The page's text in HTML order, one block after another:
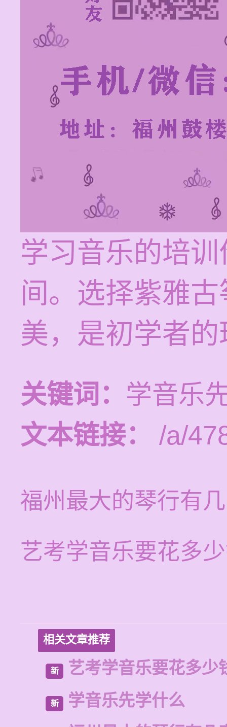
学习音乐的培
间。选择紫雅
美，是初学者
关键词： 学音乐
文本链接：
/a/
福州最大的琴行有
艺考学音乐要花多
相关文章推荐
新 艺考学音乐要花多少
新
学音乐先学什么